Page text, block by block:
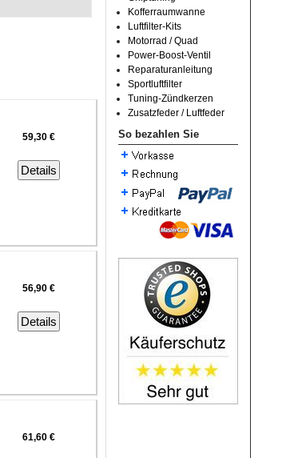
Kofferraumwanne
Luftfilter-Kits
Motorrad / Quad
Power-Boost-Ventil
Reparaturanleitung
Sportluftfilter
Tuning-Zündkerzen
Zusatzfeder / Luftfeder
So bezahlen Sie
59,30 €
Details
56,90 €
Details
61,60 €